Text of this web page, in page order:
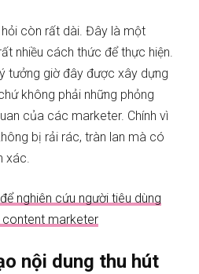
hỏi còn rất dài. Đây là một
nhiều cách thức để thực hiện.
tưởng giờ đây được xây dựng
không phải những phỏng
của các marketer. Chính vì
bị rải rác, tràn lan mà có
xác.
nghiên cứu người tiêu dùng
content marketer
nội dung thu hút